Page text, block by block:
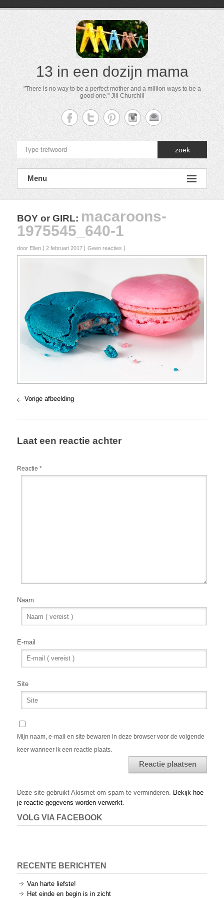
13 in een dozijn mama
"There is no way to be a perfect mother and a million ways to be a
good one." Jill Churchill
zoek
Menu
BOY or GIRL: macaroons-
1975545_640-1
door Ellen 2 februari 2017 Geen reacties
Vorige afbeelding
Laat een reactie achter
Reactie *
Naam
E-mail
Site
Mijn naam, e-mail en site bewaren in deze browser voor de volgende
keer wanneer ik een reactie plaats.
Deze site gebruikt Akismet om spam te verminderen.
Bekijk hoe
je reactie-gegevens worden verwerkt
VOLG VIA FACEBOOK
RECENTE BERICHTEN
Van harte liefste!
Het einde en begin is in zicht